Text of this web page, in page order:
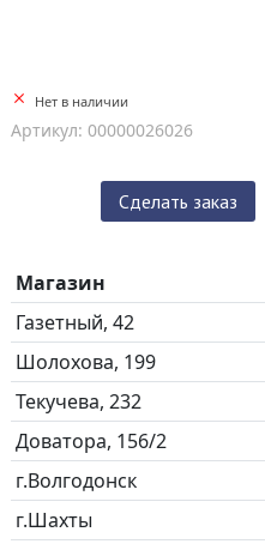
Нет в наличии
Артикул: 00000026026
Сделать заказ
Магазин
Газетный, 42
Шолохова, 199
Текучева, 232
Доватора, 156/2
г.Волгодонск
г.Шахты